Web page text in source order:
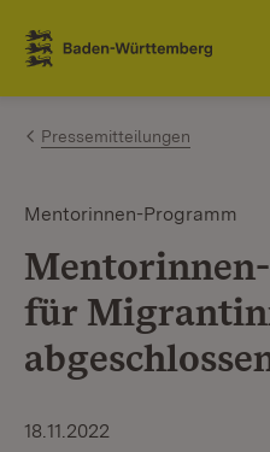
Zum Inhalt springen
Link zur Startseite
Pressemitteilungen
Mentorinnen-Programm
für
18.11.2022